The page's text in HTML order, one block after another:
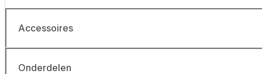
Accessoires
Onderdelen